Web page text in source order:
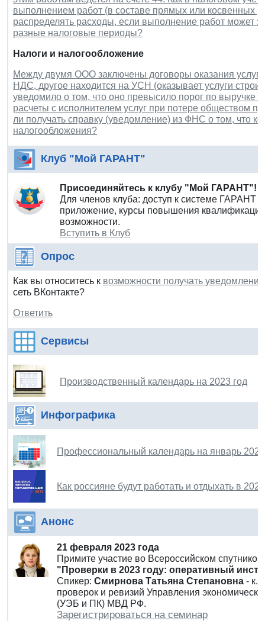
выполнением работ (в составе прямых или косвенных
распределять расходы, если выполнение работ может
разные налоговые периоды?
Налоги и налогообложение
Между двумя ООО заключены договоры оказания
НДС, другое находится на УСН (оказывает услуги
уведомило о том, что оно превысило порог по выручке
расчеты с исполнителем услуг при потере обществом
ли получать справку (уведомление) из ФНС о том, что
налогообложения?
Клуб "Мой ГАРАНТ"
Присоединяйтесь к клубу "Мой ГАРАНТ"!
Для членов клуба: доступ к системе ГАРАНТ
приложение, курсы повышения
возможности.
Вступить в Клуб
Опрос
Как вы относитесь к возможности получать уведомления
сеть ВКонтакте?
Ответить
Сервисы
Производственный календарь на 2023 год
Инфографика
Профессиональный календарь на январь
Как россияне будут работать и отдыхать в
Анонс
21 февраля 2023 года
Примите участие во Всероссийском
"Проверки в 2023 году: оперативный
Спикер: Смирнова Татьяна Степановна -
проверок и ревизий Управления
(УЭБ и ПК) МВД РФ.
Зарегистрироваться на семинар